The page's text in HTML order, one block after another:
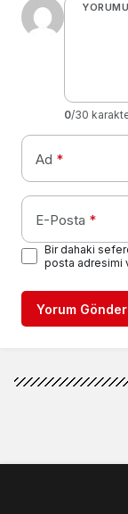
0/30
Ad *
E-Posta *
Bir dahaki
posta adresimi
Yorum Gönder